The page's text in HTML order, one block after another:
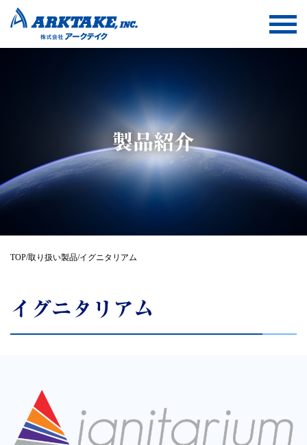
製品紹介
TOP/取り扱い製品/イグニタリアム
イグニタリアム